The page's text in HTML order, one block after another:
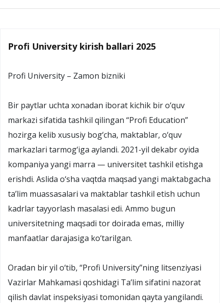
Profi University kirish ballari 2025
Profi University – Zamon bizniki
Bir paytlar uchta xonadan iborat kichik bir o‘quv
markazi sifatida tashkil qilingan “Profi Education”
hozirga kelib xususiy bog‘cha, maktablar, o‘quv
markazlari tarmog‘iga aylandi. 2021-yil dekabr oyida
kompaniya yangi marra — universitet tashkil etishga
erishdi. Aslida o‘sha vaqtda maqsad yangi maktabgacha
ta’lim muassasalari va maktablar tashkil etish uchun
kadrlar tayyorlash masalasi edi. Ammo bugun
universitetning maqsadi tor doirada emas, milliy
manfaatlar darajasiga ko‘tarilgan.
Oradan bir yil o‘tib, “Profi University”ning litsenziyasi
Vazirlar Mahkamasi qoshidagi Ta’lim sifatini nazorat
qilish davlat inspeksiyasi tomonidan qayta yangilandi.